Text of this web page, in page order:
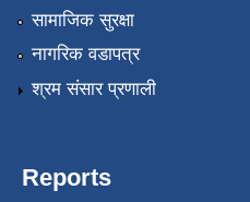
सामाजिक सुरक्षा
नागरिक वडापत्र
श्रम संसार प्रणाली
Reports